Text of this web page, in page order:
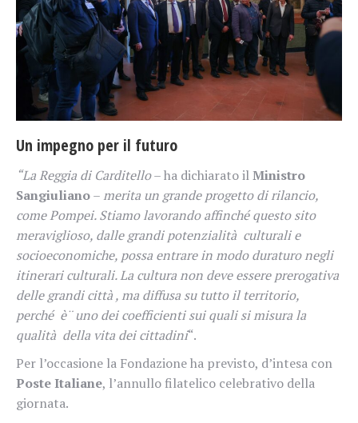
Un impegno per il futuro
“La Reggia di Carditello– ha dichiarato ilMinistro
Sangiuliano–merita un grande progetto di rilancio,
come Pompei. Stiamo lavorando affinché questo sito
meraviglioso, dalle grandi potenzialità culturali e
socioeconomiche, possa entrare in modo duraturo negli
itinerari culturali. La cultura non deve essere prerogativa
delle grandi città , ma diffusa su tutto il territorio,
perché è¨ uno dei coefficienti sui quali si misura la
qualità della vita dei cittadini“.
Per l’occasione la Fondazione ha previsto, d’intesa con
Poste Italiane, l’annullo filatelico celebrativo della
giornata.